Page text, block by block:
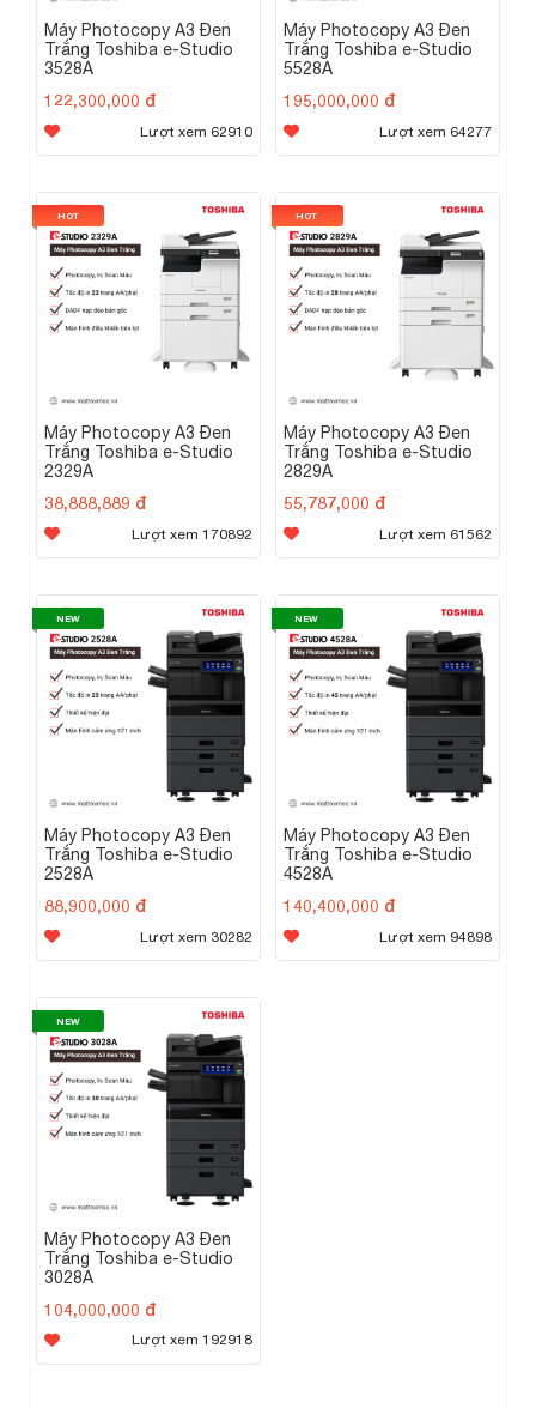
Một số tính năng tiện lợi
In ấn từ thiết bị di động
Lựa chọn mở rộng in không dây Wi-fi Direct
OCR, tìm kiếm và sửa đổi dữ liệu
và sử đổi bản scan trước khi gửi hoặc in.
In từ USB
Bộ nạp đảo bản gốc với đèn quét đôi SPDF
Máy Photocopy A3 Đen
Trắng Toshiba e-Studio
3528A
122,300,000 đ
Lượt xem 62910
Máy Photocopy A3 Đen
Trắng Toshiba e-Studio
5528A
195,000,000 đ
Lượt xem 64277
Máy Photocopy A3 Đen
Trắng Toshiba e-Studio
2329A
38,888,889 đ
Lượt xem 170892
HOT
Máy Photocopy A3 Đen
Trắng Toshiba e-Studio
2829A
55,787,000 đ
Lượt xem 61562
HOT
Máy Photocopy A3 Đen
Trắng Toshiba e-Studio
2528A
88,900,000 đ
Lượt xem 30282
NEW
Máy Photocopy A3 Đen
Trắng Toshiba e-Studio
4528A
140,400,000 đ
Lượt xem 94898
NEW
Máy Photocopy A3 Đen
Trắng Toshiba e-Studio
3028A
104,000,000 đ
Lượt xem 192918
NEW